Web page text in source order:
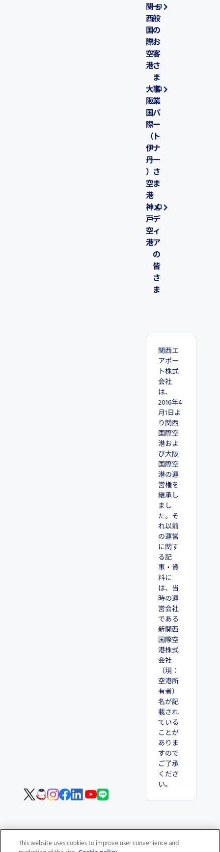
関
西
国
際
空
港
大
阪
国
際
（
伊
丹
）
空
港
神
戸
空
港
一
般
の
お
客
さ
ま
事
業
パ
ー
ト
ナ
ー
さ
ま
メ
デ
ィ
ア
の
皆
さ
ま
関西エ
アポー
ト株式
会社
は、
2016年4
月1日よ
り関西
国際空
港およ
び大阪
国際空
港の運
営権を
継承し
まし
た。そ
れ以前
の運営
に関す
る記
事・資
料に
は、当
時の運
営会社
である
新関西
国際空
港株式
会社
（現：
空港所
有者）
名が記
載され
ている
ことが
ありま
すので
ご了承
くださ
い。
This website uses cookies to improve user convenience and